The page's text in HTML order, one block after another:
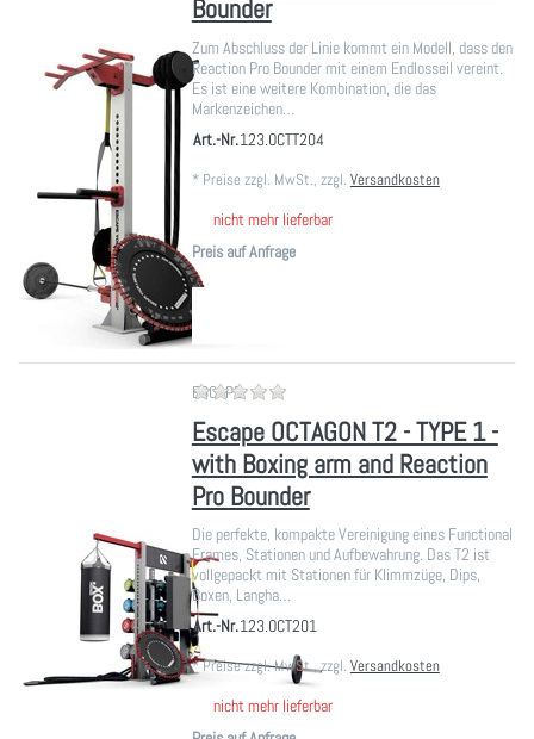
Bounder
Zum Abschluss der Linie kommt ein Modell, dass den
Reaction Pro Bounder mit einem Endlosseil vereint.
Es ist eine weitere Kombination, die das
Markenzeichen…
Art.-Nr.123.OCTT204
* Preise zzgl. MwSt., zzgl. Versandkosten
nicht mehr lieferbar
Preis auf Anfrage
ESCAPE Zu diesem Produkt liegen noch
Escape OCTAGON T2 - TYPE 1 -
with Boxing arm and Reaction
Pro Bounder
Die perfekte, kompakte Vereinigung eines Functional
Frames, Stationen und Aufbewahrung. Das T2 ist
vollgepackt mit Stationen für Klimmzüge, Dips,
Boxen, Langha…
Art.-Nr.123.OCT201
*Preise zzgl. MwSt., zzgl. Versandkosten
nicht mehr lieferbar